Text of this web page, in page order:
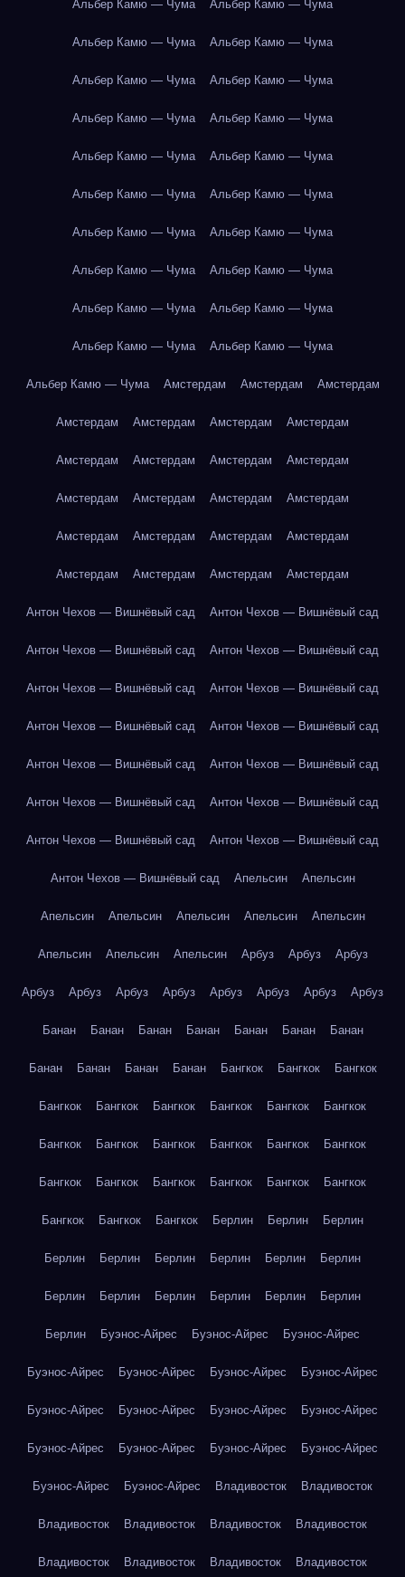
Альбер Камю — Чума Альбер Камю — Чума
Альбер Камю — Чума Альбер Камю — Чума
Альбер Камю — Чума Альбер Камю — Чума
Альбер Камю — Чума Альбер Камю — Чума
Альбер Камю — Чума Альбер Камю — Чума
Альбер Камю — Чума Альбер Камю — Чума
Альбер Камю — Чума Альбер Камю — Чума
Альбер Камю — Чума Альбер Камю — Чума
Альбер Камю — Чума Альбер Камю — Чума
Альбер Камю — Чума Альбер Камю — Чума
Альбер Камю — Чума Амстердам Амстердам Амстердам
Амстердам Амстердам Амстердам Амстердам
Амстердам Амстердам Амстердам Амстердам
Амстердам Амстердам Амстердам Амстердам
Амстердам Амстердам Амстердам Амстердам
Амстердам Амстердам Амстердам Амстердам
Антон Чехов — Вишнёвый сад Антон Чехов — Вишнёвый сад
Антон Чехов — Вишнёвый сад Антон Чехов — Вишнёвый сад
Антон Чехов — Вишнёвый сад Антон Чехов — Вишнёвый сад
Антон Чехов — Вишнёвый сад Антон Чехов — Вишнёвый сад
Антон Чехов — Вишнёвый сад Антон Чехов — Вишнёвый сад
Антон Чехов — Вишнёвый сад Антон Чехов — Вишнёвый сад
Антон Чехов — Вишнёвый сад Антон Чехов — Вишнёвый сад
Антон Чехов — Вишнёвый сад Апельсин Апельсин
Апельсин Апельсин Апельсин Апельсин Апельсин
Апельсин Апельсин Апельсин Арбуз Арбуз Арбуз
Арбуз Арбуз Арбуз Арбуз Арбуз Арбуз Арбуз Арбуз
Банан Банан Банан Банан Банан Банан Банан
Банан Банан Банан Банан Бангкок Бангкок Бангкок
Бангкок Бангкок Бангкок Бангкок Бангкок Бангкок
Бангкок Бангкок Бангкок Бангкок Бангкок Бангкок
Бангкок Бангкок Бангкок Бангкок Бангкок Бангкок
Бангкок Бангкок Бангкок Берлин Берлин Берлин
Берлин Берлин Берлин Берлин Берлин Берлин
Берлин Берлин Берлин Берлин Берлин Берлин
Берлин Буэнос-Айрес Буэнос-Айрес Буэнос-Айрес
Буэнос-Айрес Буэнос-Айрес Буэнос-Айрес Буэнос-Айрес
Буэнос-Айрес Буэнос-Айрес Буэнос-Айрес Буэнос-Айрес
Буэнос-Айрес Буэнос-Айрес Буэнос-Айрес Буэнос-Айрес
Буэнос-Айрес Буэнос-Айрес Владивосток Владивосток
Владивосток Владивосток Владивосток Владивосток
Владивосток Владивосток Владивосток Владивосток